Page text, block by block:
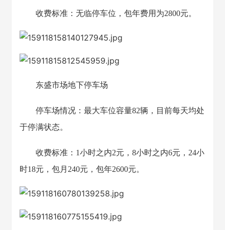
收费标准：无临停车位，包年费用为2800元。
东盛市场地下停车场
停车场情况：最大车位容量82辆，目前每天均处
于停满状态。
收费标准：1小时之内2元，8小时之内6元，24小
时18元，包月240元，包年2600元。